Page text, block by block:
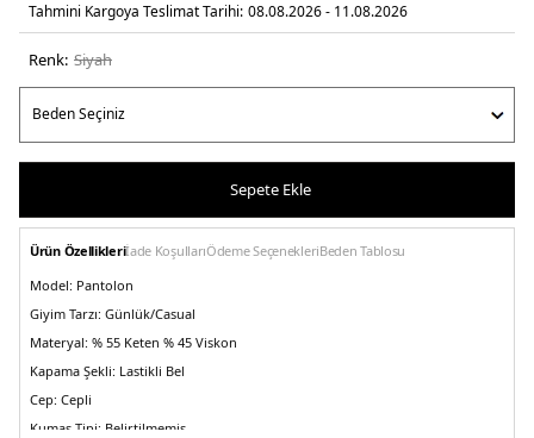
Tahmini Kargoya Teslimat Tarihi: 08.08.2026 - 11.08.2026
Renk: si̇yah
Sepete Ekle
Ürün Özellikleriİade KoşullarıÖdeme SeçenekleriBeden Tablosu
Model: Pantolon
Giyim Tarzı: Günlük/Casual
Materyal: % 55 Keten % 45 Viskon
Kapama Şekli: Lastikli Bel
Cep: Cepli
Kumaş Tipi: Belirtilmemiş